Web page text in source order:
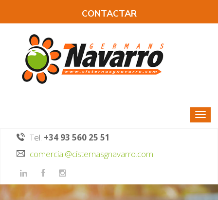
CONTACTAR
Tel. +34 93 560 25 51
comercial@cisternasgnavarro.com